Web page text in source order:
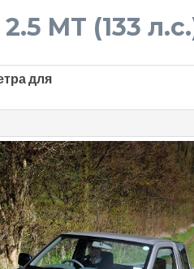
MT (133
для